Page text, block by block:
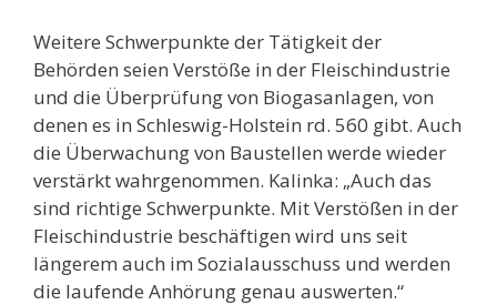
Weitere Schwerpunkte der Tätigkeit der
Behörden seien Verstöße in der Fleischindustrie
und die Überprüfung von Biogasanlagen, von
denen es in Schleswig-Holstein rd. 560 gibt. Auch
die Überwachung von Baustellen werde wieder
verstärkt wahrgenommen. Kalinka: „Auch das
sind richtige Schwerpunkte. Mit Verstößen in der
Fleischindustrie beschäftigen wird uns seit
längerem auch im Sozialausschuss und werden
die laufende Anhörung genau auswerten.“